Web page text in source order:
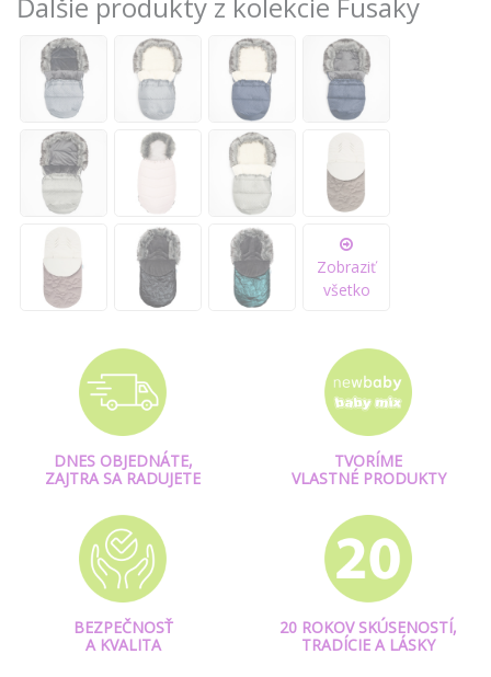
Zobraziť
všetko
DNES OBJEDNÁTE,
ZAJTRA SA RADUJETE
TVORÍME
VLASTNÉ PRODUKTY
BEZPEČNOSŤ
A KVALITA
20 ROKOV SKÚSENOSTÍ,
TRADÍCIE A LÁSKY